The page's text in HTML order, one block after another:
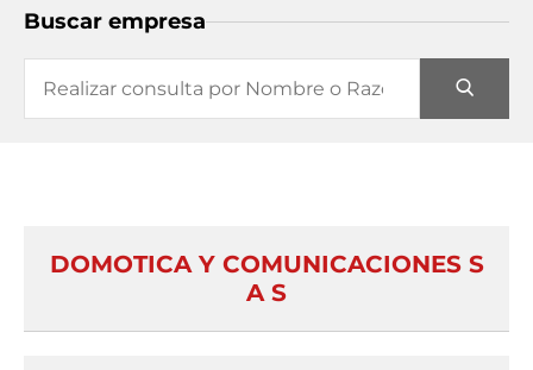
Buscar empresa
DOMOTICA Y COMUNICACIONES S
A S